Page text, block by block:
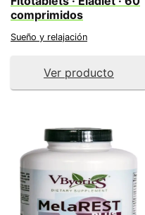
comprimidos
Sueño y relajación
Ver producto